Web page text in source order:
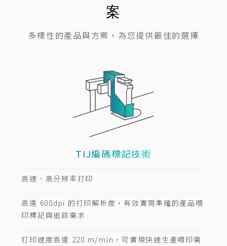
案
多樣性的產品與方案，為您提供最佳的選擇
TIJ編碼標記技術
高速、高分辨率打印
高達 600dpi 的打印解析度，有效實現準確的產品噴
印標記與追踪需求
打印速度高達 220 m/min，可實現快速生產噴印需